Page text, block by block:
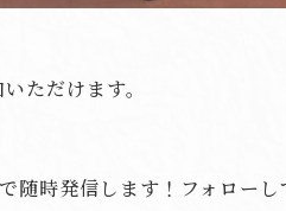
ただけます。
時発信します！フォローし